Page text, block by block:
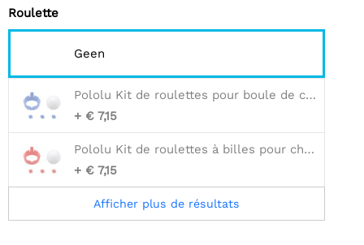
Roulette
Geen
Pololu Kit de roulettes pour boule de châssis Romi - Bleu
+ € 7,15
Pololu Kit de roulettes à billes pour châssis Romi - Rouge
+ € 7,15
Afficher plus de résultats